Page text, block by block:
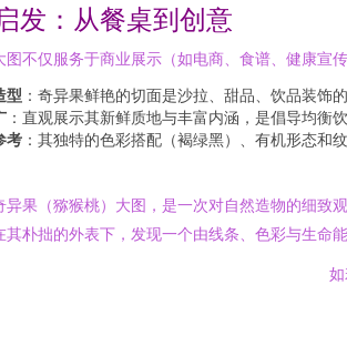
发：从餐桌到创意
图不仅服务于商业展示（如电商、食谱、健康宣
型 ：奇异果鲜艳的切面是沙拉、甜品、饮品装饰
：直观展示其新鲜质地与丰富内涵，是倡导均衡
考 ：其独特的色彩搭配（褐绿黑）、有机形态和
异果（猕猴桃）大图，是一次对自然造物的细致
其朴拙的外表下，发现一个由线条、色彩与生命